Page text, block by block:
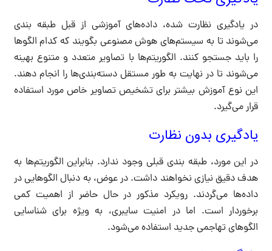
در یادگیری نظارت شده، داده‌های آموزشی از قبل طبقه بندی
می‌شوند تا به سیستم‌های هوش مصنوعی بگویند که کدام الگوها
را باید جستجو کنند. الگوریتم‌ها با تصاویر متعدد و متنوع بهینه
می‌شوند تا در نهایت به طور مستقل دسته‌بندی‌ها را انجام دهند.
این نوع آموزش بیشتر برای تشخیص تصاویر خاص مورد استفاده
قرار می‌گیرد.
یادگیری بدون نظارت
در این مورد، طبقه بندی قبلی وجود ندارد. بنابراین الگوریتم‌ها به
هدف دقیق نیازی نخواهند داشت. در عوض، به دنبال الگوهایی در
داده‌ها می‌گردند. رویکرد مذکور در حال حاضر از اهمیت کمی
برخوردار است. اما در امنیت سایبری، به ویژه برای شناسایی
الگوهای تهاجمی جدید استفاده می‌شود.